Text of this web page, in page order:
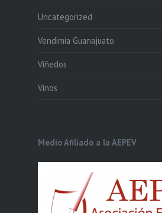
Uncategorized
Vendimia Guanajuato
Viñedos
Vinos
Medio Afiliado a la AEPEV